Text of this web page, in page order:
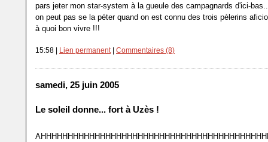
pars jeter mon star-system à la gueule des campagnards d'ici-
on peut pas se la péter quand on est connu des trois pèlerins
à quoi bon vivre !!!
15:58 | Lien permanent | Commentaires (8)
samedi, 25 juin 2005
Le soleil donne... fort à Uzès !